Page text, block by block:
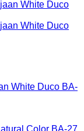
White Duco BA-